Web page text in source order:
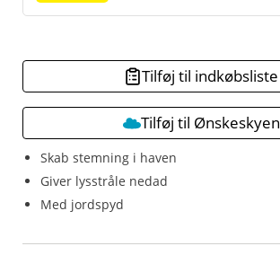
Skab stemning i haven
Giver lysstråle nedad
Med jordspyd
Tilføj til indkøbsliste
Tilføj til Ønskeskyen